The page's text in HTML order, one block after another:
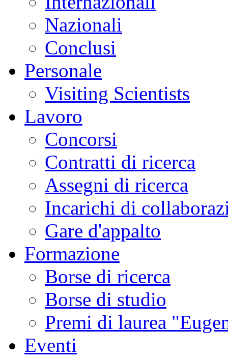
Nazionali
Conclusi
Personale
Visiting Scientists
Lavoro
Concorsi
Contratti di ricerca
Assegni di ricerca
Incarichi di
Gare d'appalto
Formazione
Borse di ricerca
Borse di studio
Premi di laurea
Eventi